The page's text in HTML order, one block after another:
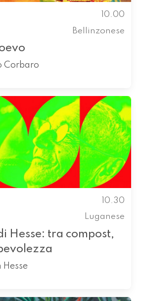
10.00
Bellinzonese
Corbaro
10.30
Luganese
Hesse: tra compost,